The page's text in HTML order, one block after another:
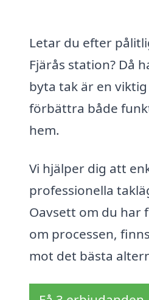
Letar du efter
Fjärås station? Då
byta tak är en
förbättra både
hem.
Vi hjälper dig att
professionella
Oavsett om du har
om processen,
mot det bästa